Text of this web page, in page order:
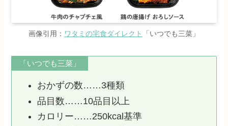
画像引用： ワタミの宅食ダイレクト 「いつでも三菜」
「いつでも三菜」
おかずの数……3種類
品目数……10品目以上
カロリー……250kcal基準